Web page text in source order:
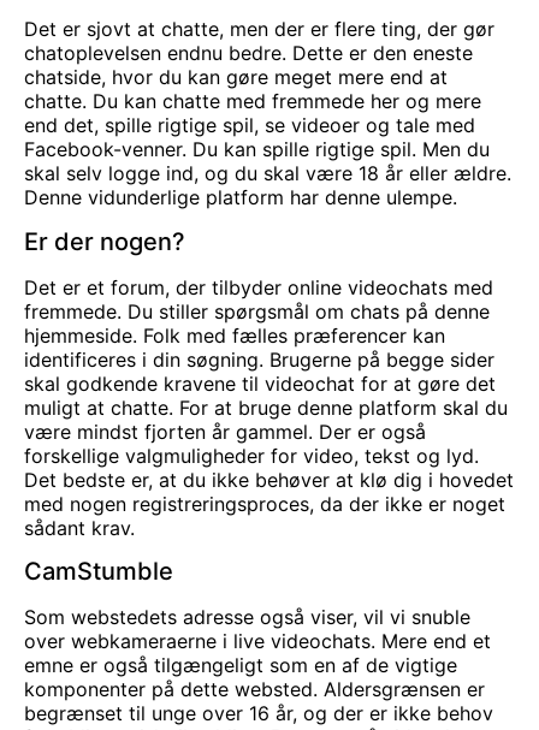
Det er sjovt at chatte, men der er flere ting, der gør
chatoplevelsen endnu bedre. Dette er den eneste
chatside, hvor du kan gøre meget mere end at
chatte. Du kan chatte med fremmede her og mere
end det, spille rigtige spil, se videoer og tale med
Facebook-venner. Du kan spille rigtige spil. Men du
skal selv logge ind, og du skal være 18 år eller ældre.
Denne vidunderlige platform har denne ulempe.
Er der nogen?
Det er et forum, der tilbyder online videochats med
fremmede. Du stiller spørgsmål om chats på denne
hjemmeside. Folk med fælles præferencer kan
identificeres i din søgning. Brugerne på begge sider
skal godkende kravene til videochat for at gøre det
muligt at chatte. For at bruge denne platform skal du
være mindst fjorten år gammel. Der er også
forskellige valgmuligheder for video, tekst og lyd.
Det bedste er, at du ikke behøver at klø dig i hovedet
med nogen registreringsproces, da der ikke er noget
sådant krav.
CamStumble
Som webstedets adresse også viser, vil vi snuble
over webkameraerne i live videochats. Mere end et
emne er også tilgængeligt som en af de vigtige
komponenter på dette websted. Aldersgrænsen er
begrænset til unge over 16 år, og der er ikke behov